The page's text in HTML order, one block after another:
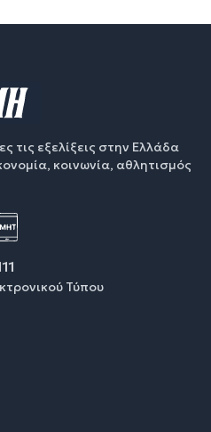
τις εξελίξεις στην Ελλάδα
κοινωνία, αθλητισμός
Τύπου